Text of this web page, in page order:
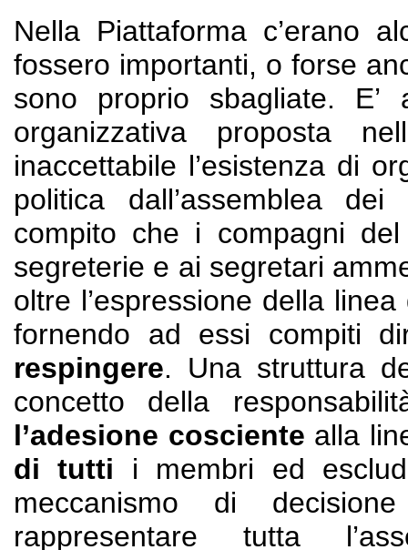
Nella Piattaforma c’erano
fossero importanti, o forse
sono proprio sbagliate. E’
organizzativa proposta
inaccettabile l’esistenza di
politica dall’assemblea dei
compito che i compagni
segreterie e ai segretari
oltre l’espressione della
fornendo ad essi compiti
respingere. Una struttura
concetto della
l’adesione cosciente alla
di tutti i membri ed
meccanismo di
rappresentare tutta